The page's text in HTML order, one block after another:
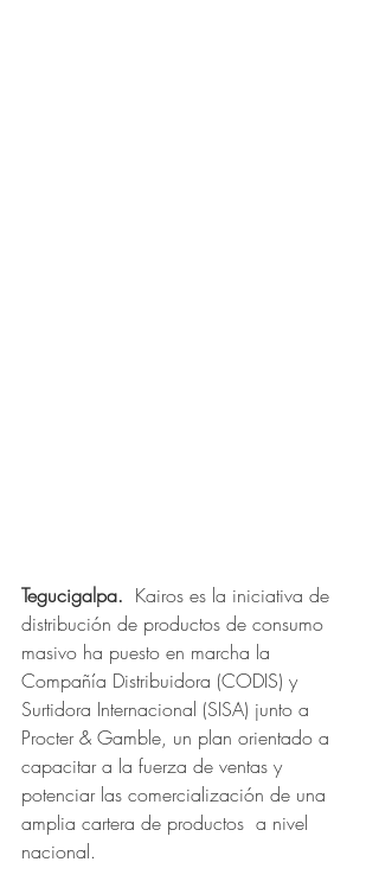
Tegucigalpa. Kairos es la iniciativa de
distribución de productos de consumo
masivo ha puesto en marcha la
Compañía Distribuidora (CODIS) y
Surtidora Internacional (SISA) junto a
Procter & Gamble, un plan orientado a
capacitar a la fuerza de ventas y
potenciar las comercialización de una
amplia cartera de productos  a nivel
nacional.